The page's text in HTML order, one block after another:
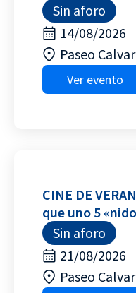
Sin aforo
14/08/2026
Paseo
Ver evento
CINE DE
que uno 5
Sin aforo
21/08/2026
Paseo